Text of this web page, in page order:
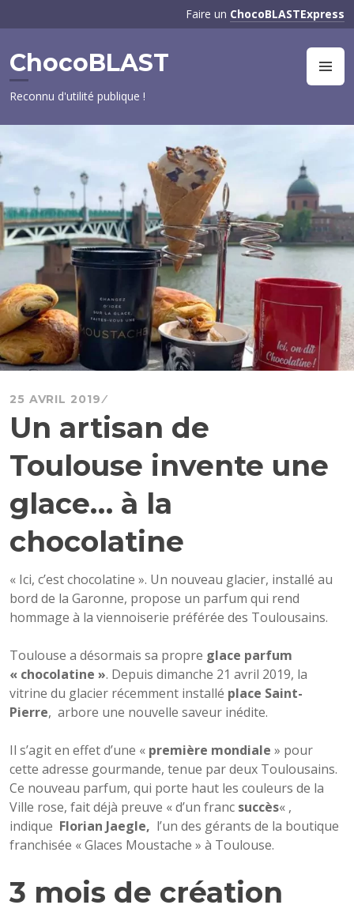
au
principal
Faire un ChocoBLASTExpress
ChocoBLAST
Reconnu d'utilité publique !
25 AVRIL 2019
Un artisan de
Toulouse invente une
glace… à la
chocolatine
« Ici, c’est chocolatine ». Un nouveau glacier, installé au
bord de la Garonne, propose un parfum qui rend
hommage à la viennoiserie préférée des Toulousains.
Toulouse a désormais sa propre glace parfum
« chocolatine ». Depuis dimanche 21 avril 2019, la
vitrine du glacier récemment installé place Saint-
Pierre, arbore une nouvelle saveur inédite.
Il s’agit en effet d’une « première mondiale » pour
cette adresse gourmande, tenue par deux Toulousains.
Ce nouveau parfum, qui porte haut les couleurs de la
Ville rose, fait déjà preuve « d’un franc succès« ,
indique Florian Jaegle, l’un des gérants de la boutique
franchisée « Glaces Moustache » à Toulouse.
3 mois de création